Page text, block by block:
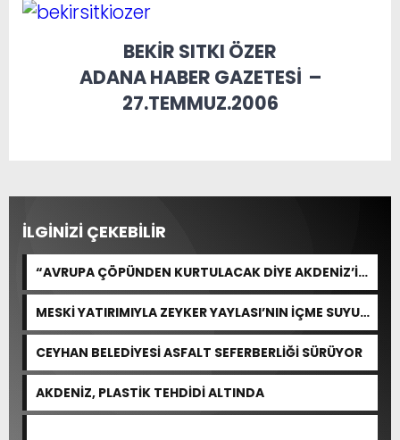
BEKİR SITKI ÖZER
ADANA HABER GAZETESİ –
27.TEMMUZ.2006
İLGİNİZİ ÇEKEBİLİR
“AVRUPA ÇÖPÜNDEN KURTULACAK DİYE AKDENİZ’İ
FEDA EDEMEZSİNİZ!”
MESKİ YATIRIMIYLA ZEYKER YAYLASI’NIN İÇME SUYU
KAPASİTESİ GÜÇLENDİRİLDİ
CEYHAN BELEDİYESİ ASFALT SEFERBERLİĞİ SÜRÜYOR
AKDENİZ, PLASTİK TEHDİDİ ALTINDA